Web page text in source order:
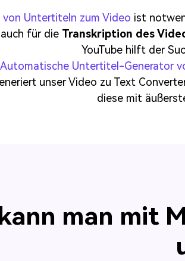
Untertiteln zum Video ist
für die Transkription des
YouTube hilft der
Automatische Untertitel-Generator
unser Video zu Text
diese mit
man mit